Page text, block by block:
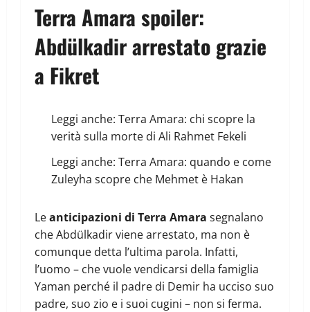
Terra Amara spoiler:
Abdülkadir arrestato grazie
a Fikret
Leggi anche: Terra Amara: chi scopre la
verità sulla morte di Ali Rahmet Fekeli
Leggi anche: Terra Amara: quando e come
Zuleyha scopre che Mehmet è Hakan
Leanticipazioni di Terra Amara segnalano
che Abdülkadir viene arrestato, ma non è
comunque detta l’ultima parola. Infatti,
l’uomo – che vuole vendicarsi della famiglia
Yaman perché il padre di Demir ha ucciso suo
padre, suo zio e i suoi cugini – non si ferma.